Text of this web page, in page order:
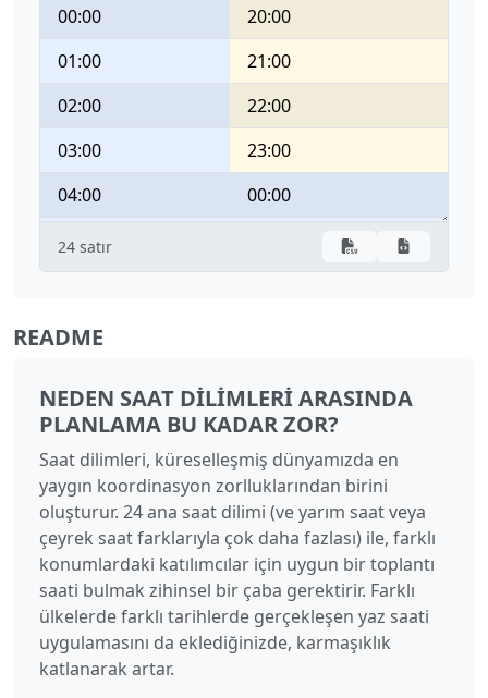
00:00
20:00
01:00
21:00
02:00
22:00
03:00
23:00
04:00
00:00
05:00
07:00
09:00
05:00
10:00
06:00
11:00
07:00
12:00
08:00
13:00
09:00
14:00
10:00
24 satır
README
NEDEN SAAT DILIMLERI ARASINDA
PLANLAMA BU KADAR ZOR?
Saat dilimleri, küreselleşmiş dünyamızda en
yaygın koordinasyon zorlluklarından birini
oluşturur. 24 ana saat dilimi (ve yarım saat veya
çeyrek saat farklarıyla çok daha fazlası) ile, farklı
konumlardaki katılımcılar için uygun bir toplantı
saati bulmak zihinsel bir çaba gerektirir. Farklı
ülkelerde farklı tarihlerde gerçekleşen yaz saati
uygulamasını da eklediğinizde, karmaşıklık
katlanarak artar.